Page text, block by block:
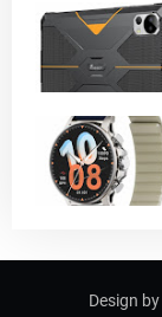
Design by